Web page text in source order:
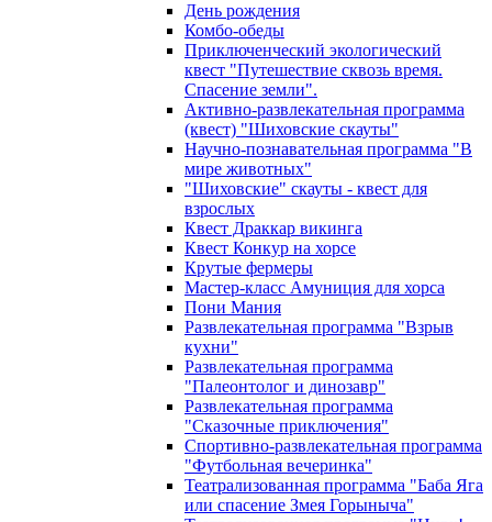
День рождения
Комбо-обеды
Приключенческий экологический
квест "Путешествие сквозь время.
Спасение земли".
Активно-развлекательная программа
(квест) "Шиховские скауты"
Научно-познавательная программа "В
мире животных"
"Шиховские" скауты - квест для
взрослых
Квест Драккар викинга
Квест Конкур на хорсе
Крутые фермеры
Мастер-класс Амуниция для хорса
Пони Мания
Развлекательная программа "Взрыв
кухни"
Развлекательная программа
"Палеонтолог и динозавр"
Развлекательная программа
"Сказочные приключения"
Спортивно-развлекательная программа
"Футбольная вечеринка"
Театрализованная программа "Баба Яга
или спасение Змея Горыныча"